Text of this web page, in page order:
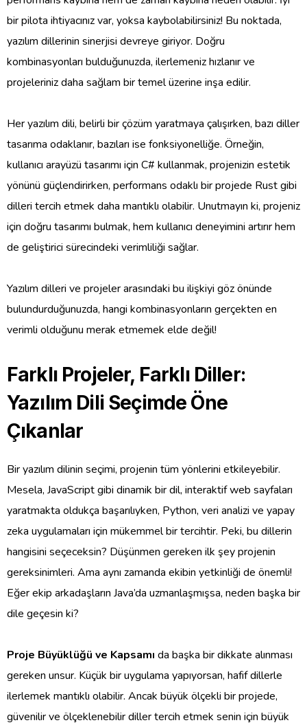
bir pilota ihtiyacınız var, yoksa kaybolabilirsiniz! Bu noktada,
yazılım dillerinin sinerjisi devreye giriyor. Doğru
kombinasyonları bulduğunuzda, ilerlemeniz hızlanır ve
projeleriniz daha sağlam bir temel üzerine inşa edilir.
Her yazılım dili, belirli bir çözüm yaratmaya çalışırken, bazı diller
tasarıma odaklanır, bazıları ise fonksiyonelliğe. Örneğin,
kullanıcı arayüzü tasarımı için C# kullanmak, projenizin estetik
yönünü güçlendirirken, performans odaklı bir projede Rust gibi
dilleri tercih etmek daha mantıklı olabilir. Unutmayın ki, projeniz
için doğru tasarımı bulmak, hem kullanıcı deneyimini artırır hem
de geliştirici sürecindeki verimliliği sağlar.
Yazılım dilleri ve projeler arasındaki bu ilişkiyi göz önünde
bulundurduğunuzda, hangi kombinasyonların gerçekten en
verimli olduğunu merak etmemek elde değil!
Farklı Projeler, Farklı Diller:
Yazılım Dili Seçimde Öne
Çıkanlar
Bir yazılım dilinin seçimi, projenin tüm yönlerini etkileyebilir.
Mesela, JavaScript gibi dinamik bir dil, interaktif web sayfaları
yaratmakta oldukça başarılıyken, Python, veri analizi ve yapay
zeka uygulamaları için mükemmel bir tercihtir. Peki, bu dillerin
hangisini seçeceksin? Düşünmen gereken ilk şey projenin
gereksinimleri. Ama aynı zamanda ekibin yetkinliği de önemli!
Eğer ekip arkadaşların Java’da uzmanlaşmışsa, neden başka bir
dile geçesin ki?
Proje Büyüklüğü ve Kapsamı da başka bir dikkate alınması
gereken unsur. Küçük bir uygulama yapıyorsan, hafif dillerle
ilerlemek mantıklı olabilir. Ancak büyük ölçekli bir projede,
güvenilir ve ölçeklenebilir diller tercih etmek senin için büyük